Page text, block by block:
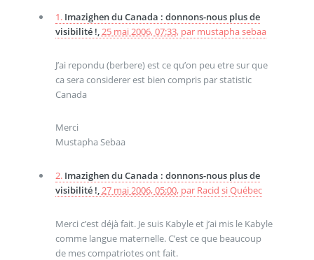
1. Imazighen du Canada : donnons-nous plus de
visibilité !,25 mai 2006, 07:33, par mustapha sebaa
J’ai repondu (berbere) est ce qu’on peu etre sur que
ca sera considerer est bien compris par statistic
Canada
Merci
Mustapha Sebaa
2. Imazighen du Canada : donnons-nous plus de
visibilité !,27 mai 2006, 05:00, par Racid si Québec
Merci c’est déjà fait. Je suis Kabyle et j’ai mis le Kabyle
comme langue maternelle. C’est ce que beaucoup
de mes compatriotes ont fait.